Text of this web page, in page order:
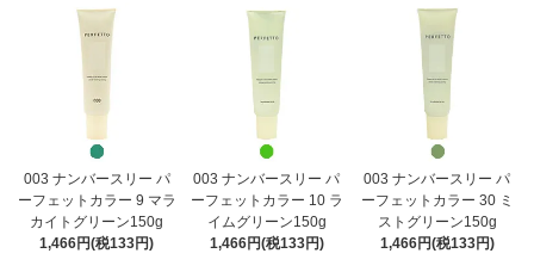
003 ナンバースリー パ
ーフェットカラー 9 マラ
カイトグリーン150g
1,466円(税133円)
003 ナンバースリー パ
ーフェットカラー 10 ラ
イムグリーン150g
1,466円(税133円)
003 ナンバースリー パ
ーフェットカラー 30 ミ
ストグリーン150g
1,466円(税133円)